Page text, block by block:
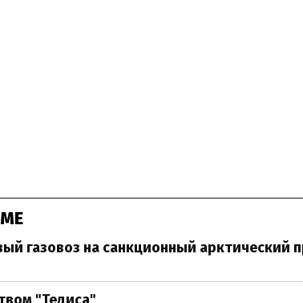
газовоз на санкционный арктический